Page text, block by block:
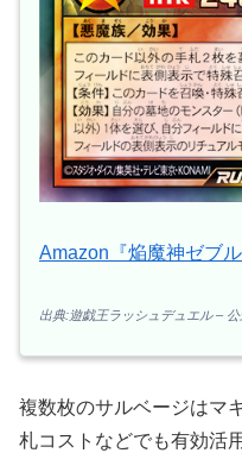
Amazon『焔魔神ゼブル
出典:遊戯王ラッシュデュエル – 公
複数枚のサルベージはマ
札コストなどでも有効活